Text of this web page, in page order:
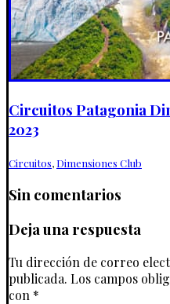
Circuitos Patagonia
2023
Circuitos, Dimensiones Club
Sin comentarios
Deja una respuesta
Tu dirección de correo
publicada. Los campos
con *